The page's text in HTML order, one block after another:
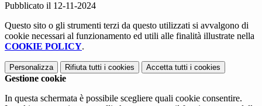
Pubblicato il 12-11-2024
Questo sito o gli strumenti terzi da questo utilizzati si avvalgono di
cookie necessari al funzionamento ed utili alle finalità illustrate nella
COOKIE POLICY.
Personalizza Rifiuta tutti i cookies Accetta tutti i cookies
Gestione cookie
In questa schermata è possibile scegliere quali cookie consentire.